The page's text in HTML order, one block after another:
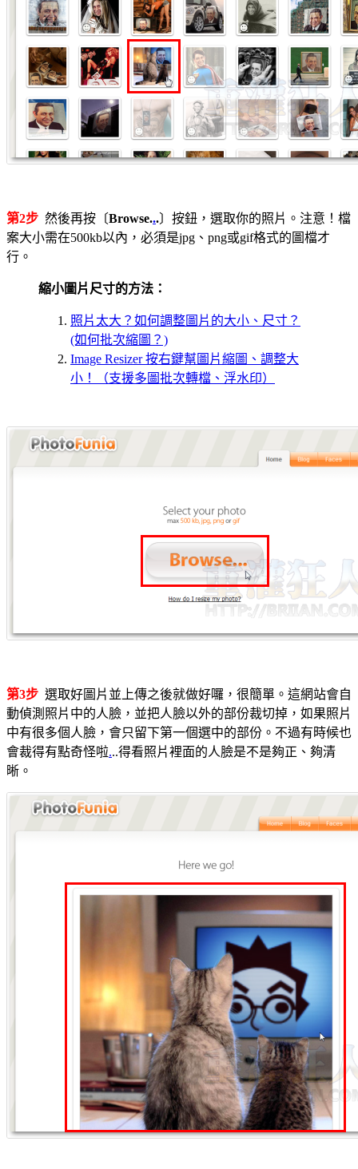
第2步 然後再按〔Browse...〕按鈕，選取你的照片。注意！檔
案大小需在500kb以內，必須是jpg、png或gif格式的圖檔才
行。
縮小圖片尺寸的方法：
照片太大？如何調整圖片的大小、尺寸？
(如何批次縮圖？)
Image Resizer 按右鍵幫圖片縮圖、調整大
小！（支援多圖批次轉檔、浮水印）
第3步 選取好圖片並上傳之後就做好囉，很簡單。這網站會自
動偵測照片中的人臉，並把人臉以外的部份裁切掉，如果照片
中有很多個人臉，會只留下第一個選中的部份。不過有時候也
會裁得有點奇怪啦...得看照片裡面的人臉是不是夠正、夠清
晰。